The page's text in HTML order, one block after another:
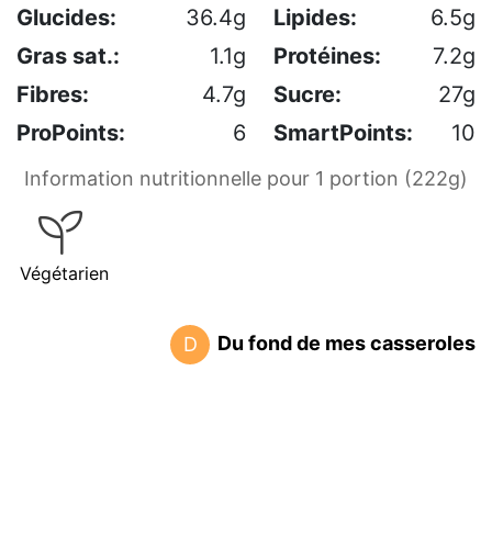
Glucides: 36.4g Lipides:
6.5g
Gras sat.:
1.1g Protéines:
7.2g
Fibres:
4.7g Sucre:
27g
ProPoints:
6 SmartPoints: 10
Information nutritionnelle pour 1 portion (222g)
Végétarien
D Du fond de mes casseroles